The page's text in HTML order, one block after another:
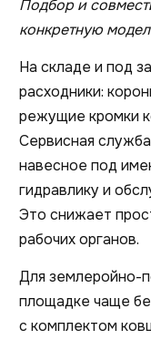
Подбор и
конкретную
На складе и под
расходники:
режущие кромки
Сервисная
навесное под
гидравлику и
Это снижает
рабочих органов.
Для землеройно-
площадке чаще
с комплектом